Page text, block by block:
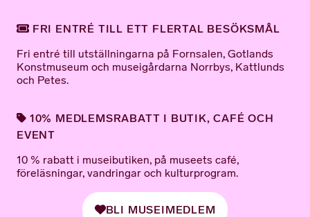
FRI ENTRÉ TILL ETT FLERTAL BESÖKSMÅL
Fri entré till utställningarna på Fornsalen, Gotlands
Konstmuseum och museigårdarna Norrbys, Kattlunds
och Petes.
10% MEDLEMSRABATT I BUTIK, CAFÉ OCH
EVENT
10 % rabatt i museibutiken, på museets café,
föreläsningar, vandringar och kulturprogram.
BLI MUSEIMEDLEM